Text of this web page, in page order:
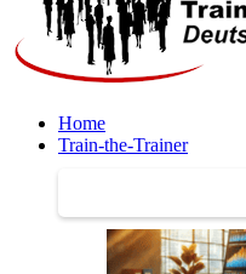
Home
Train-the-Trainer